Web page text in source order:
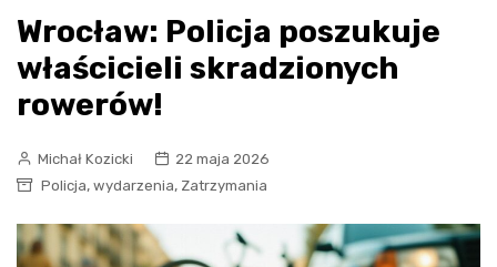
Wrocław: Policja poszukuje
właścicieli skradzionych
rowerów!
Michał Kozicki
22 maja 2026
Policja, wydarzenia, Zatrzymania